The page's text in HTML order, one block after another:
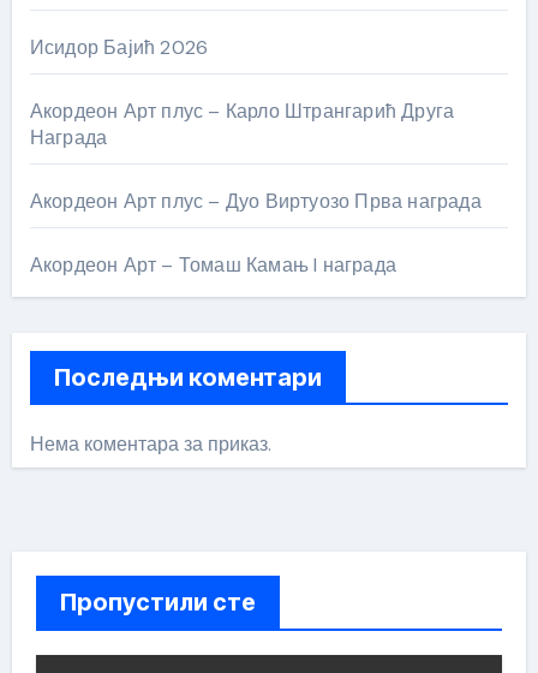
Исидор Бајић 2026
Акордеон Арт плус – Карло Штрангарић Друга
Награда
Акордеон Арт плус – Дуо Виртуозо Прва награда
Акордеон Арт – Томаш Камањ I награда
Последњи коментари
Нема коментара за приказ.
Пропустили сте